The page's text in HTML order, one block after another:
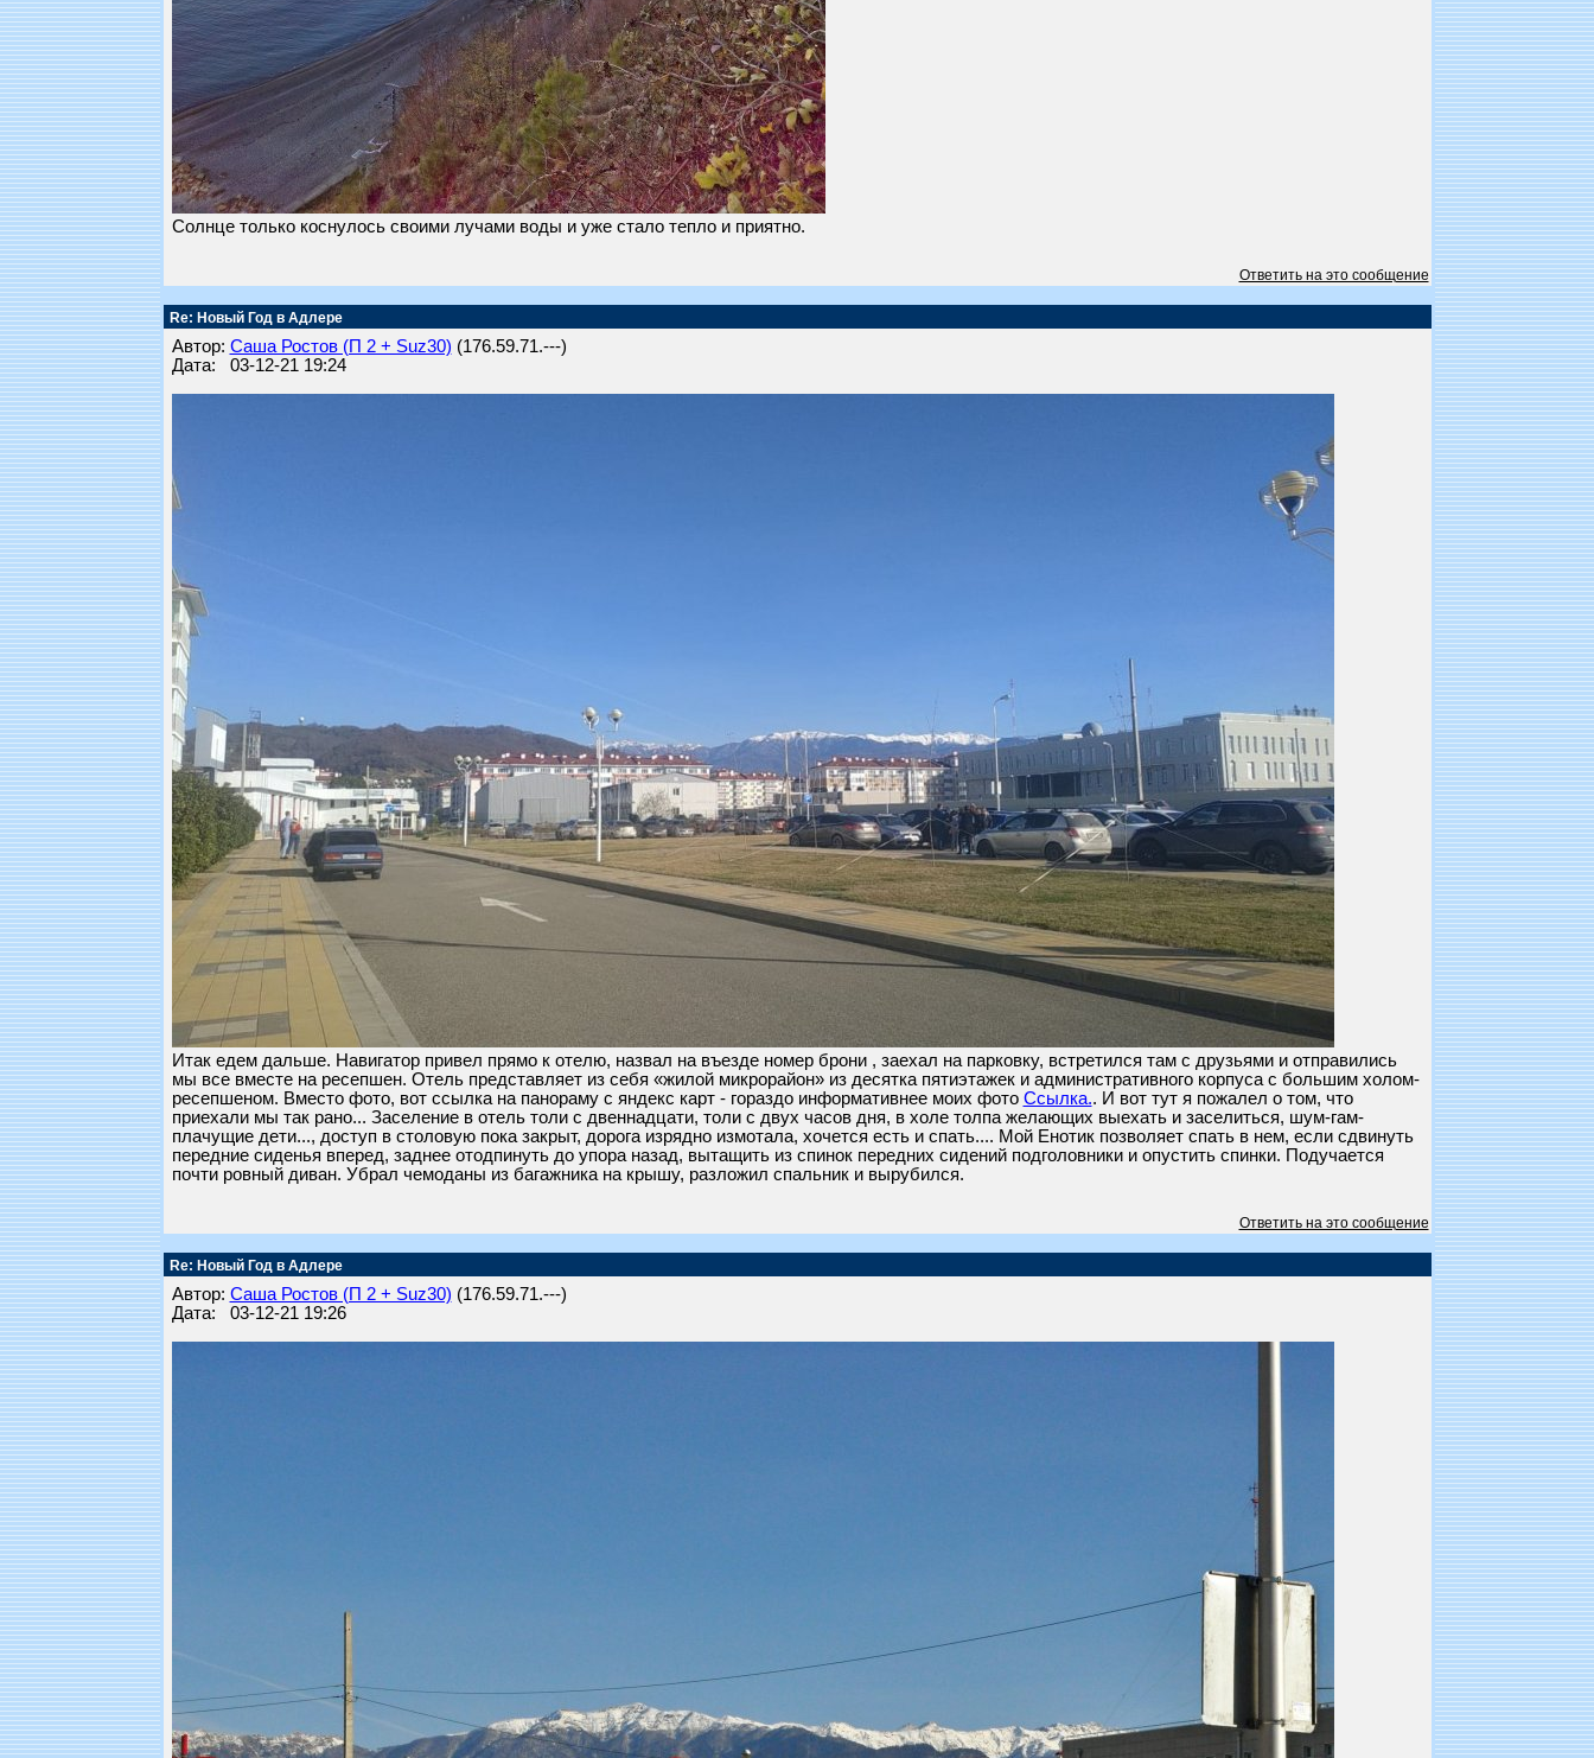
Солнце только коснулось своими лучами воды и уже стало тепло и приятно.
Ответить на это сообщение
Re: Новый Год в Адлере
Автор: Саша Ростов (П 2 + Suz30) (176.59.71.---)
Дата: 03-12-21 19:24
Итак едем дальше. Навигатор привел прямо к отелю, назвал на въезде номер брони , заехал на парковку, встретился там с друзьями и отправились
мы все вместе на ресепшен. Отель представляет из себя «жилой микрорайон» из десятка пятиэтажек и административного корпуса с большим холом-
ресепшеном. Вместо фото, вот ссылка на панораму с яндекс карт - гораздо информативнее моих фото Ссылка.. И вот тут я пожалел о том, что
приехали мы так рано... Заселение в отель толи с двеннадцати, толи с двух часов дня, в холе толпа желающих выехать и заселиться, шум-гам-
плачущие дети..., доступ в столовую пока закрыт, дорога изрядно измотала, хочется есть и спать.... Мой Енотик позволяет спать в нем, если сдвинуть
передние сиденья вперед, заднее отодпинуть до упора назад, вытащить из спинок передних сидений подголовники и опустить спинки. Подучается
почти ровный диван. Убрал чемоданы из багажника на крышу, разложил спальник и вырубился.
Ответить на это сообщение
Re: Новый Год в Адлере
Автор: Саша Ростов (П 2 + Suz30) (176.59.71.---)
Дата: 03-12-21 19:26